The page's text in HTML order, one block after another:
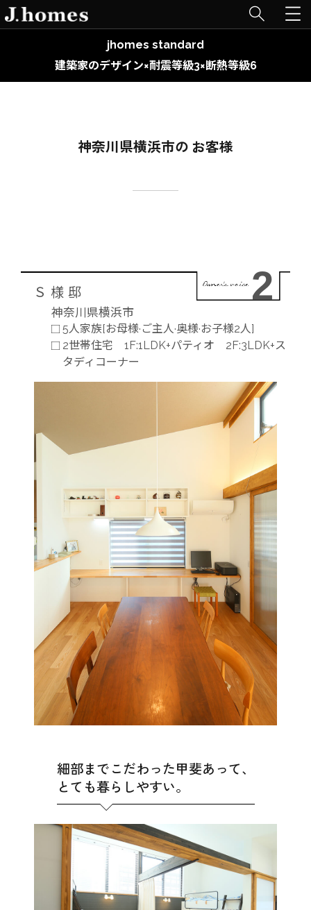
jhomes standard
建築家のデザイン×耐震等級3×断熱等級6
神奈川県横浜市の お客様
2
Ｓ様邸
神奈川県横浜市
5人家族[お母様·ご主人·奥様·お子様2人]
2世帯住宅 1F:1LDK+パティオ 2F:3LDK+ス
タディコーナー
細部までこだわった甲斐あって、
とても暮らしやすい。